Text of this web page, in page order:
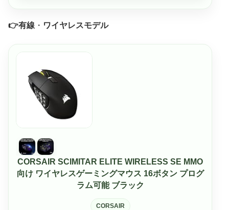
👉️有線 ・ ワイヤレスモデル
CORSAIR SCIMITAR ELITE WIRELESS SE MMO
向け ワイヤレスゲーミングマウス 16ボタン プログ
ラム可能 ブラック
CORSAIR